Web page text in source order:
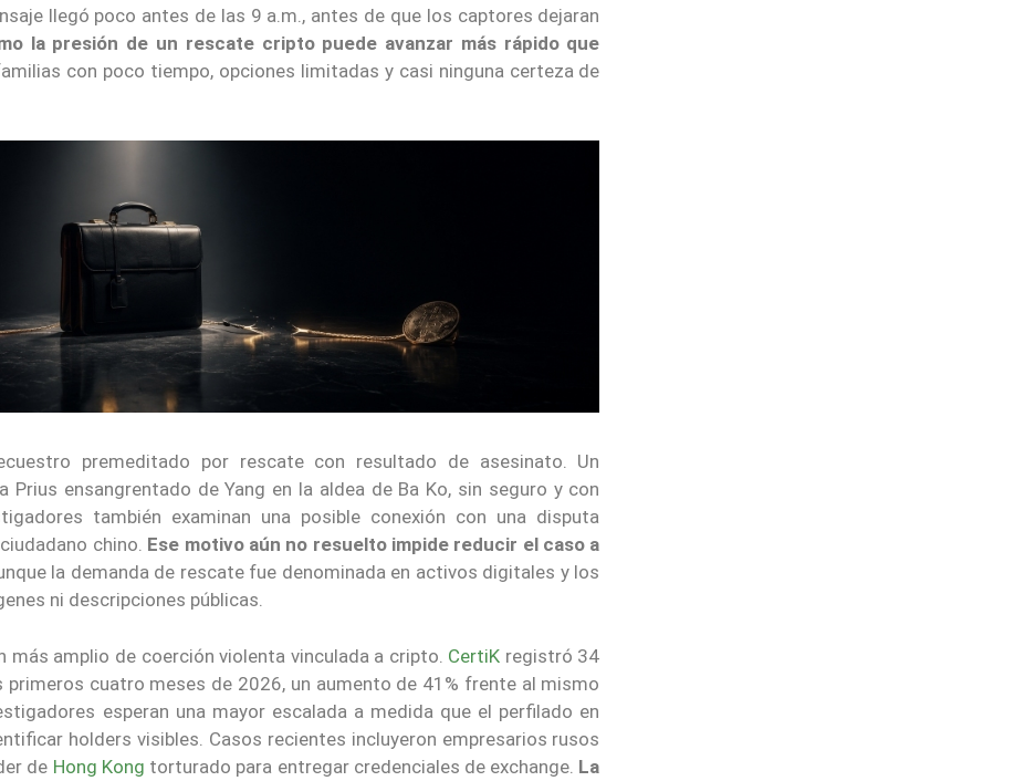
llegó poco antes de las 9 a.m., antes de que los captores dejaran
la presión de un rescate cripto puede avanzar más rápido que
con poco tiempo, opciones limitadas y casi ninguna certeza de
premeditado por rescate con resultado de asesinato. Un
ensangrentado de Yang en la aldea de Ba Ko, sin seguro y con
también examinan una posible conexión con una disputa
chino. Ese motivo aún no resuelto impide reducir el caso a
la demanda de rescate fue denominada en activos digitales y los
ni descripciones públicas.
amplio de coerción violenta vinculada a cripto. CertiK registró 34
cuatro meses de 2026, un aumento de 41% frente al mismo
esperan una mayor escalada a medida que el perfilado en
holders visibles. Casos recientes incluyeron empresarios rusos
de Hong Kong torturado para entregar credenciales de exchange. La